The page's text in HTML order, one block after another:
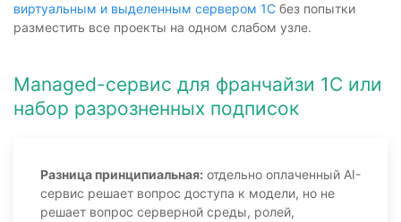
виртуальным и выделенным сервером 1С без попытки
разместить все проекты на одном слабом узле.
Managed-сервис для франчайзи 1С или
набор разрозненных подписок
Разница принципиальная: отдельно оплаченный AI-
сервис решает вопрос доступа к модели, но не
решает вопрос серверной среды, ролей,